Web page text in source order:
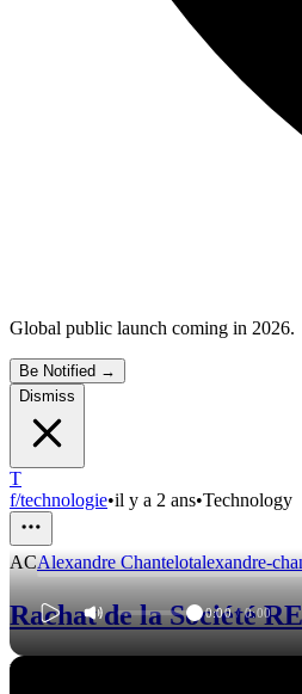
Global public launch coming in 2026.
Be Notified →
Dismiss
T
f/technologie•il y a 2 ans•Technology
ACAlexandre Chantelotalexandre-
Rachat de la Société
0:00 / 0:00
Le Rachat de la